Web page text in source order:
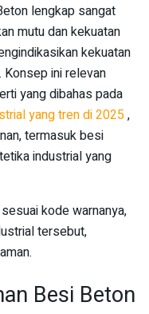
lengkap sangat
mutu dan kekuatan
kekuatan
Konsep ini relevan
yang dibahas pada
yang tren di 2025,
termasuk besi
industrial yang
kode warnanya,
tersebut,
Besi Beton